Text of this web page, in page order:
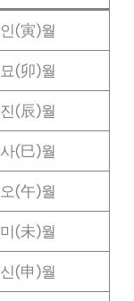
인(寅)월
묘(卯)월
진(辰)월
사(巳)월
오(午)월
미(未)월
신(申)월